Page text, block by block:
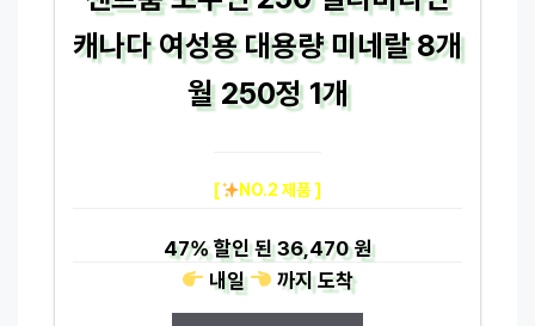
캐나다 여성용 대용량 미네랄 8개
월 250정 1개
[ NO.2 제품 ]
47%할인 된36,470 원
내일
까지도착